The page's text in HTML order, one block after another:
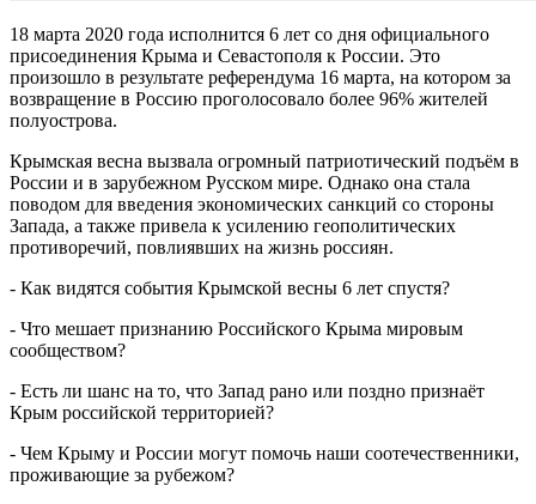
18 марта 2020 года исполнится 6 лет со дня официального
присоединения Крыма и Севастополя к России. Это
произошло в результате референдума 16 марта, на котором за
возвращение в Россию проголосовало более 96% жителей
полуострова.
Крымская весна вызвала огромный патриотический подъём в
России и в зарубежном Русском мире. Однако она стала
поводом для введения экономических санкций со стороны
Запада, а также привела к усилению геополитических
противоречий, повлиявших на жизнь россиян.
- Как видятся события Крымской весны 6 лет спустя?
- Что мешает признанию Российского Крыма мировым
сообществом?
- Есть ли шанс на то, что Запад рано или поздно признаёт
Крым российской территорией?
- Чем Крыму и России могут помочь наши соотечественники,
проживающие за рубежом?